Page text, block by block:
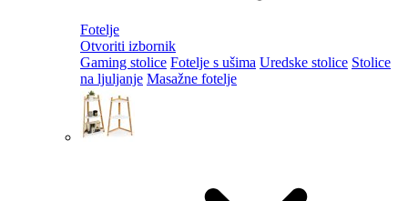
Fotelje
Otvoriti izbornik
Gaming stolice Fotelje s ušima Uredske stolice Stolice
na ljuljanje Masažne fotelje